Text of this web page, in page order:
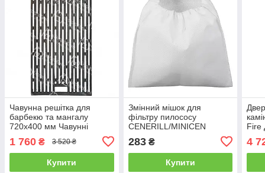
Чавунна решітка для
барбекю та мангалу
720х400 мм Чавунні
гриль для овочів та м'яса
№7
1 760 ₴ 3 520 ₴
Купити
Змінний мішок для
фільтру пилососу
CENERILL/MINICEN
283₴
Купити
Fire
WG
4